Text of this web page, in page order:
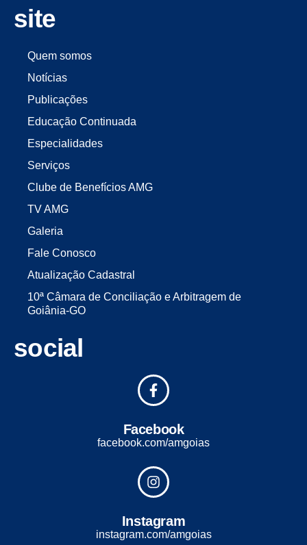
site
Quem somos
Notícias
Publicações
Educação Continuada
Especialidades
Serviços
Clube de Benefícios AMG
TV AMG
Galeria
Fale Conosco
Atualização Cadastral
10ª Câmara de Conciliação e Arbitragem de
Goiânia-GO
social
Facebook
facebook.com/amgoias
Instagram
instagram.com/amgoias